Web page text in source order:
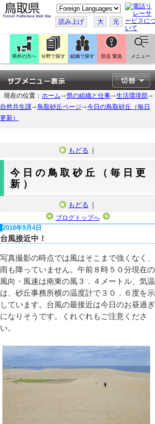
こ
の
ペ
ー
ジ
翻
訳
す
る
読み上げ 大 元
県外の方へ 分野で探す 組織で探す 防災 緊急 メニュー
現在の位置： ホーム 県の組織と仕事
生活環境部
自然共生課
鳥取砂丘ページ
今日の鳥取砂丘（毎日
更新）
もどる ｜
今日の鳥取砂丘（毎日更
新）
もどる ｜
ブログトップへ
2018年9月4日
台風接近中！
写真撮影の時点では風はそこまで強くなく、
雨も降っていません。午前８時５０分現在の
風向・風速は南東の風３．４メートル、気温
は、砂丘事務所横の温度計で３０．６度を示
しています。台風の最接近は今日のお昼過ぎ
になりそうです。くれぐれもご注意くださ
い。